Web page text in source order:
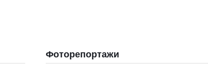
Фоторепортажи